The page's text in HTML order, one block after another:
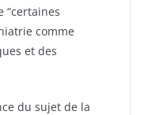
“certaines
comme
et des
du sujet de la